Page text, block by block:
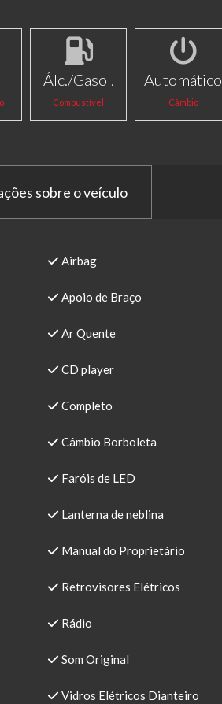
Álc./Gasol.
Combustível
Automático
Câmbio
sobre o veículo
Airbag
Apoio de Braço
Ar Quente
CD player
Completo
Câmbio Borboleta
Faróis de LED
Lanterna de neblina
Manual do Proprietário
Retrovisores Elétricos
Rádio
Som Original
Vidros Elétricos Dianteiro